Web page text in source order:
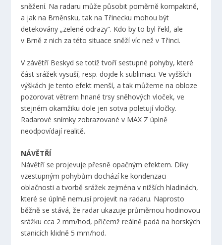
sněžení. Na radaru může působit poměrně kompaktně,
a jak na Brněnsku, tak na Třinecku mohou být
detekovány „zelené odrazy“. Kdo by to byl řekl, ale
v Brně z nich za této situace sněží víc než v Třinci.
V závětří Beskyd se totiž tvoří sestupné pohyby, které
část srážek vysuší, resp. dojde k sublimaci. Ve vyšších
výškách je tento efekt menší, a tak můžeme na obloze
pozorovat větrem hnané trsy sněhových vloček, ve
stejném okamžiku dole jen sotva poletují vločky.
Radarové snímky zobrazované v MAX Z úplně
neodpovídají realitě.
NÁVĚTŘÍ
Návětří se projevuje přesně opačným efektem. Díky
vzestupným pohybům dochází ke kondenzaci
oblačnosti a tvorbě srážek zejména v nižších hladinách,
které se úplně nemusí projevit na radaru. Naprosto
běžně se stává, že radar ukazuje průměrnou hodinovou
srážku cca 2 mm/hod, přičemž reálně padá na horských
stanicích klidně 5 mm/hod.